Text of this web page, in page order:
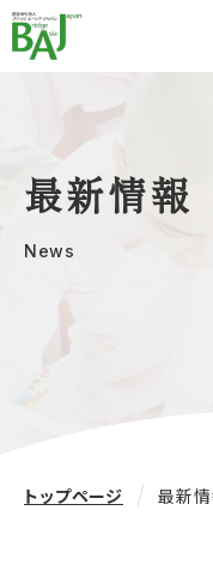
最新情報
News
トップページ 最新